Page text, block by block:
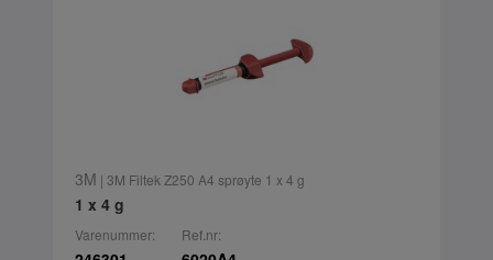
3M | 3M Filtek Z250 A4 sprøyte 1 x 4 g
1 x 4 g
Varenummer: Ref.nr: